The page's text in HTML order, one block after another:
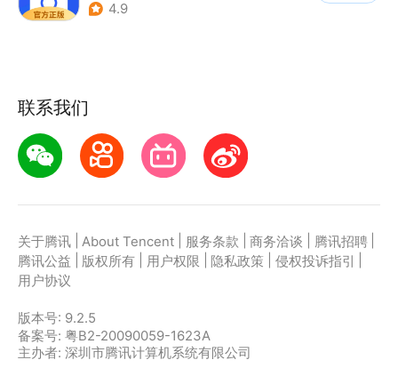
4.9
联系我们
关于腾讯 About Tencent 服务条款 商务洽谈 腾讯招聘
腾讯公益
版权所有 用户权限 隐私政策 侵权投诉指引
用户协议
版本号: 9.2.5
备案号: 粤B2-20090059-1623A
主办者: 深圳市腾讯计算机系统有限公司